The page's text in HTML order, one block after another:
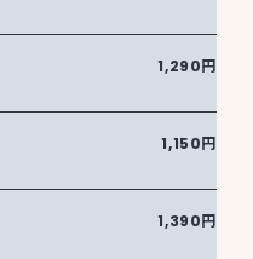
1,290円
1,150円
1,390円